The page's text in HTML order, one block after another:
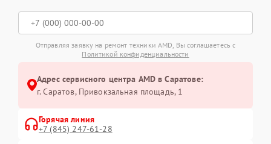
Отправляя заявку на ремонт техники AMD, Вы соглашаетесь с
Политикой конфиденциальности
Адрес сервисного центра AMD в Саратове:
г. Саратов, Привокзальная площадь, 1
Горячая линия
+7 (845) 247-61-28